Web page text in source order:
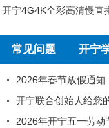
开宁4G4K全彩高清慢直
常见问题 开宁
2026年春节放假通知
开宁联合创始人给您
2026年开宁五一劳动